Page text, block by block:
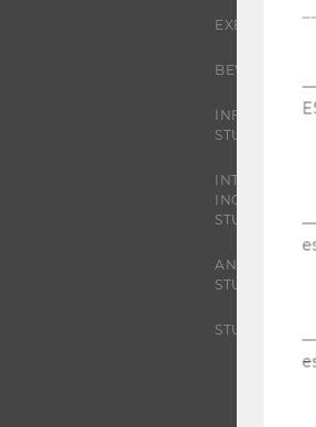
EXECUTIVE
STUDIERENDE
INCOMING
ANGEBOTE
STUDENT